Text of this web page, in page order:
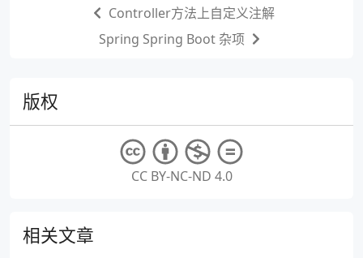
Controller方法上自定义注解
Spring Spring Boot 杂项
版权
CC BY-NC-ND 4.0
相关文章